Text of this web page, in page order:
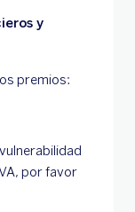
y
premios:
por favor